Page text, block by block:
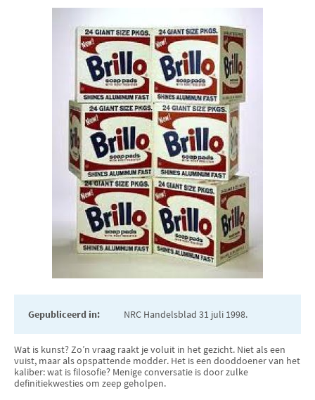
Gepubliceerd in: NRC Handelsblad 31 juli 1998.
Wat is kunst? Zo’n vraag raakt je voluit in het gezicht. Niet als een
vuist, maar als opspattende modder. Het is een dooddoe­ner van het
kaliber: wat is filosofie? Menige conversatie is door zulke
definitiekwesties om zeep geholpen.